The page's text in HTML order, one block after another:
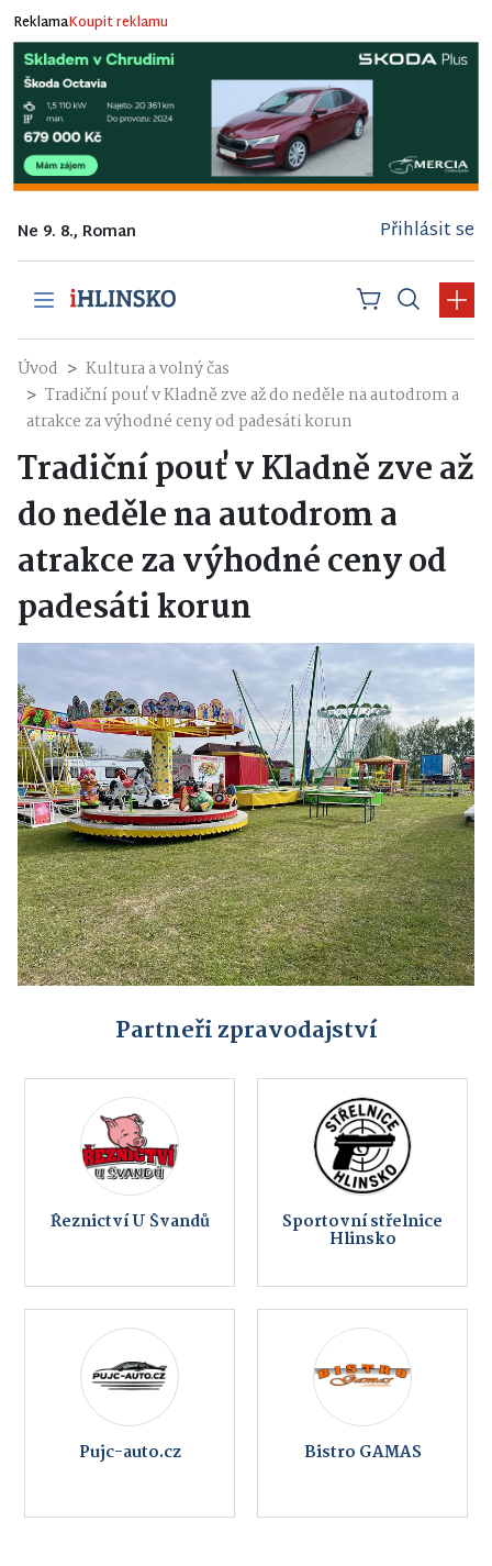
ReklamaKoupit reklamu
Ne 9. 8., Roman Přihlásit se
Úvod
Kultura a volný čas
Tradiční pouť v Kladně zve až do neděle na autodrom a
atrakce za výhodné ceny od padesáti korun
Tradiční pouť v Kladně zve až
do neděle na autodrom a
atrakce za výhodné ceny od
padesáti korun
Partneři zpravodajství
Řeznictví U Švandů Sportovní střelnice
Hlinsko
Pujc-auto.cz Bistro GAMAS